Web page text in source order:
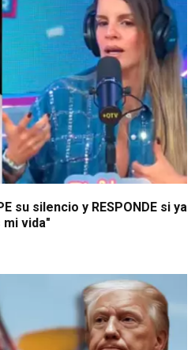
su silencio y RESPONDE si ya
mi vida"